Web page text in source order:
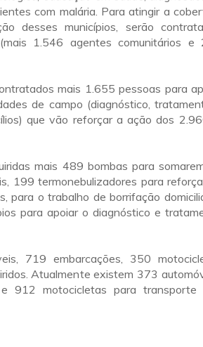
com malária. Para atingir a
desses municípios, serão
1.546 agentes comunitários e
mais 1.655 pessoas para
de campo (diagnóstico,
que vão reforçar a ação dos
mais 489 bombas para
199 termonebulizadores para
para o trabalho de borrifação
para apoiar o diagnóstico e
719 embarcações, 350
Atualmente existem 373
912 motocicletas para transporte